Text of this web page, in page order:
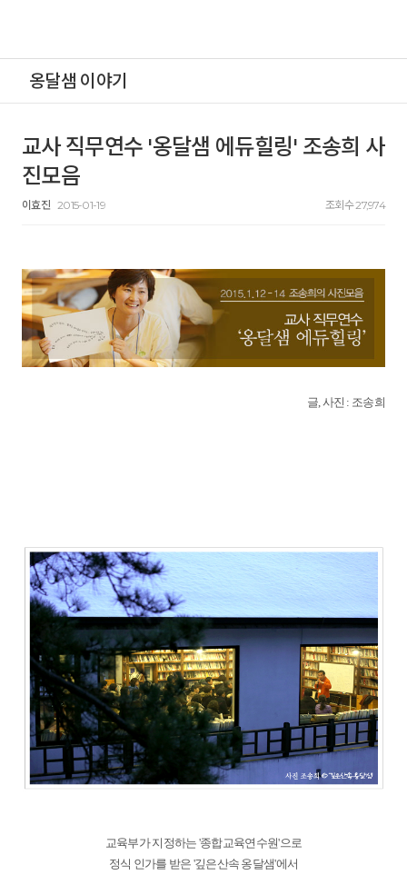
옹달샘 이야기
교사 직무연수 '옹달샘 에듀힐링' 조송희 사
진모음
이효진 2015-01-19 조회수 27,974
글, 사진 : 조송희
교육부가 지정하는 '종합교육연수원'으로
정식 인가를 받은 '깊은산속 옹달샘'에서